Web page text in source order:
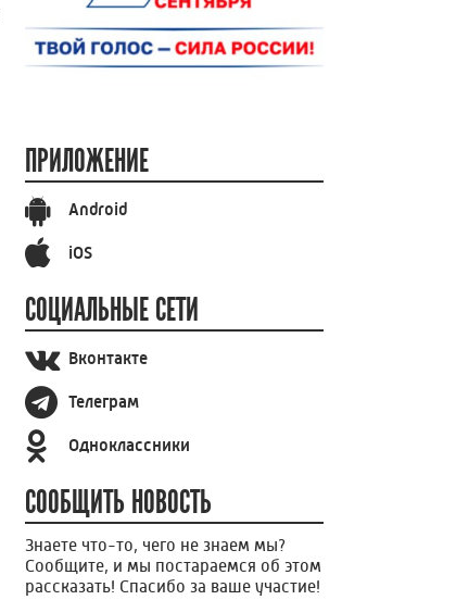
ПРИЛОЖЕНИЕ
Android
iOS
СОЦИАЛЬНЫЕ СЕТИ
Вконтакте
Телеграм
Одноклассники
СООБЩИТЬ НОВОСТЬ
Знаете что-то, чего не знаем мы?
Сообщите, и мы постараемся об этом
рассказать! Спасибо за ваше участие!